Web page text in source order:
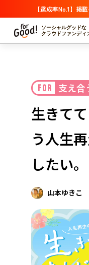
【達成率No.1】掲
ソーシャルグッドな
クラウドファンディ
プロジェクトか
カテゴリーから
注目 新着
支
支援人数が多い
カテゴリーからさ
国際協力 医療・
環境・エシカル
地域からさがす
北海道・東北
北海道 青森
茨城 栃木 群馬
FOR 支え合
生きて
う――人
したい。
山本ゆきこ